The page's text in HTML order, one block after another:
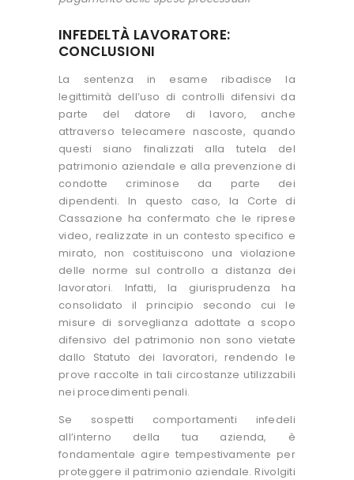
INFEDELTÀ LAVORATORE:
CONCLUSIONI
La sentenza in esame ribadisce la
legittimità dell’uso di controlli difensivi da
parte del datore di lavoro, anche
attraverso telecamere nascoste, quando
questi siano finalizzati alla tutela del
patrimonio aziendale e alla prevenzione di
condotte criminose da parte dei
dipendenti. In questo caso, la Corte di
Cassazione ha confermato che le riprese
video, realizzate in un contesto specifico e
mirato, non costituiscono una violazione
delle norme sul controllo a distanza dei
lavoratori. Infatti, la giurisprudenza ha
consolidato il principio secondo cui le
misure di sorveglianza adottate a scopo
difensivo del patrimonio non sono vietate
dallo Statuto dei lavoratori, rendendo le
prove raccolte in tali circostanze utilizzabili
nei procedimenti penali.
Se sospetti comportamenti infedeli
all’interno della tua azienda, è
fondamentale agire tempestivamente per
proteggere il patrimonio aziendale. Rivolgiti